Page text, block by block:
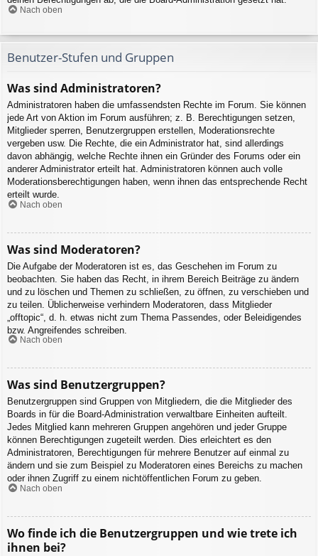
Nach oben
Benutzer-Stufen und Gruppen
Was sind Administratoren?
Administratoren haben die umfassendsten Rechte im Forum. Sie können
jede Art von Aktion im Forum ausführen; z. B. Berechtigungen setzen,
Mitglieder sperren, Benutzergruppen erstellen, Moderationsrechte
vergeben usw. Die Rechte, die ein Administrator hat, sind allerdings
davon abhängig, welche Rechte ihnen ein Gründer des Forums oder ein
anderer Administrator erteilt hat. Administratoren können auch volle
Moderationsberechtigungen haben, wenn ihnen das entsprechende Recht
erteilt wurde.
Nach oben
Was sind Moderatoren?
Die Aufgabe der Moderatoren ist es, das Geschehen im Forum zu
beobachten. Sie haben das Recht, in ihrem Bereich Beiträge zu ändern
und zu löschen und Themen zu schließen, zu öffnen, zu verschieben und
zu teilen. Üblicherweise verhindern Moderatoren, dass Mitglieder
„offtopic“, d. h. etwas nicht zum Thema Passendes, oder Beleidigendes
bzw. Angreifendes schreiben.
Nach oben
Was sind Benutzergruppen?
Benutzergruppen sind Gruppen von Mitgliedern, die die Mitglieder des
Boards in für die Board-Administration verwaltbare Einheiten aufteilt.
Jedes Mitglied kann mehreren Gruppen angehören und jeder Gruppe
können Berechtigungen zugeteilt werden. Dies erleichtert es den
Administratoren, Berechtigungen für mehrere Benutzer auf einmal zu
ändern und sie zum Beispiel zu Moderatoren eines Bereichs zu machen
oder ihnen Zugriff zu einem nichtöffentlichen Forum zu geben.
Nach oben
Wo finde ich die Benutzergruppen und wie trete ich
ihnen bei?